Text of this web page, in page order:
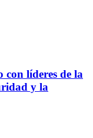
con líderes de la
y la